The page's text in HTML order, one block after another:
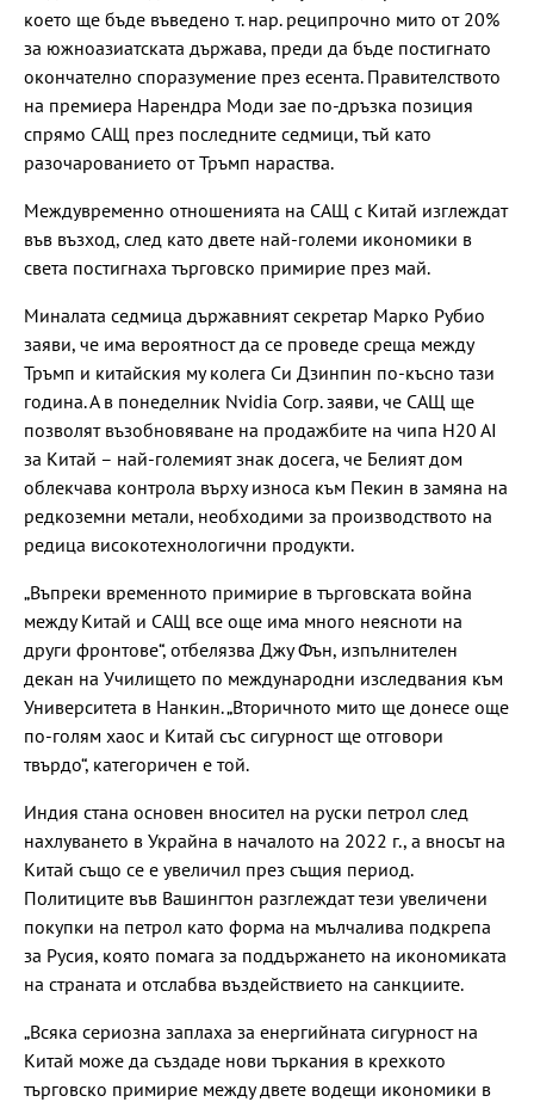
което ще бъде въведено т. нар. реципрочно мито от 20%
за южноазиатската държава, преди да бъде постигнато
окончателно споразумение през есента. Правителството
на премиера Нарендра Моди зае по-дръзка позиция
спрямо САЩ през последните седмици, тъй като
разочарованието от Тръмп нараства.
Междувременно отношенията на САЩ с Китай изглеждат
във възход, след като двете най-големи икономики в
света постигнаха търговско примирие през май.
Миналата седмица държавният секретар Марко Рубио
заяви, че има вероятност да се проведе среща между
Тръмп и китайския му колега Си Дзинпин по-късно тази
година. А в понеделник Nvidia Corp. заяви, че САЩ ще
позволят възобновяване на продажбите на чипа H20 AI
за Китай – най-големият знак досега, че Белият дом
облекчава контрола върху износа към Пекин в замяна на
редкоземни метали, необходими за производството на
редица високотехнологични продукти.
„Въпреки временното примирие в търговската война
между Китай и САЩ все още има много неясноти на
други фронтове“, отбелязва Джу Фън, изпълнителен
декан на Училището по международни изследвания към
Университета в Нанкин. „Вторичното мито ще донесе още
по-голям хаос и Китай със сигурност ще отговори
твърдо“, категоричен е той.
Индия стана основен вносител на руски петрол след
нахлуването в Украйна в началото на 2022 г., а вносът на
Китай също се е увеличил през същия период.
Политиците във Вашингтон разглеждат тези увеличени
покупки на петрол като форма на мълчалива подкрепа
за Русия, която помага за поддържането на икономиката
на страната и отслабва въздействието на санкциите.
„Всяка сериозна заплаха за енергийната сигурност на
Китай може да създаде нови търкания в крехкото
търговско примирие между двете водещи икономики в